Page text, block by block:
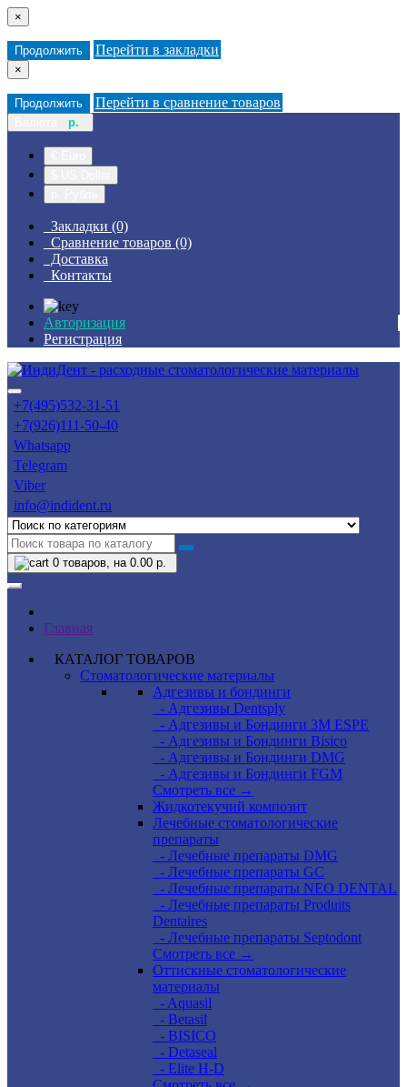
×
Продолжить Перейти в закладки
×
Продолжить Перейти в сравнение товаров
р.
Закладки (0)
Сравнение товаров (0)
Доставка
Контакты
Авторизация
Регистрация
+7(495)532-31-51
+7(926)111-50-40
Whatsapp
Telegram
Viber
info@indident.ru
0 товаров, на 0.00 р.
Главная
КАТАЛОГ ТОВАРОВ
Стоматологические материалы
Адгезивы и бондинги
- Адгезивы Dentsply
- Адгезивы и Бондинги 3M ESPE
- Адгезивы и Бондинги Bisico
- Адгезивы и Бондинги DMG
- Адгезивы и Бондинги FGM
Смотреть все →
Жидкотекучий композит
Лечебные стоматологические
препараты
- Лечебные препараты DMG
- Лечебные препараты GC
- Лечебные препараты NEO DENTAL
- Лечебные препараты Produits
Dentaires
- Лечебные препараты Septodont
Смотреть все →
Оттискные стоматологические
материалы
- Aquasil
- Betasil
- BISICO
- Detaseal
- Elite H-D